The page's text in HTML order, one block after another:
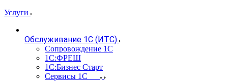
Услуги
Обслуживание 1С (ИТС)
Сопровождение 1С
1С:ФРЕШ
1С:Бизнес Старт
Сервисы 1С